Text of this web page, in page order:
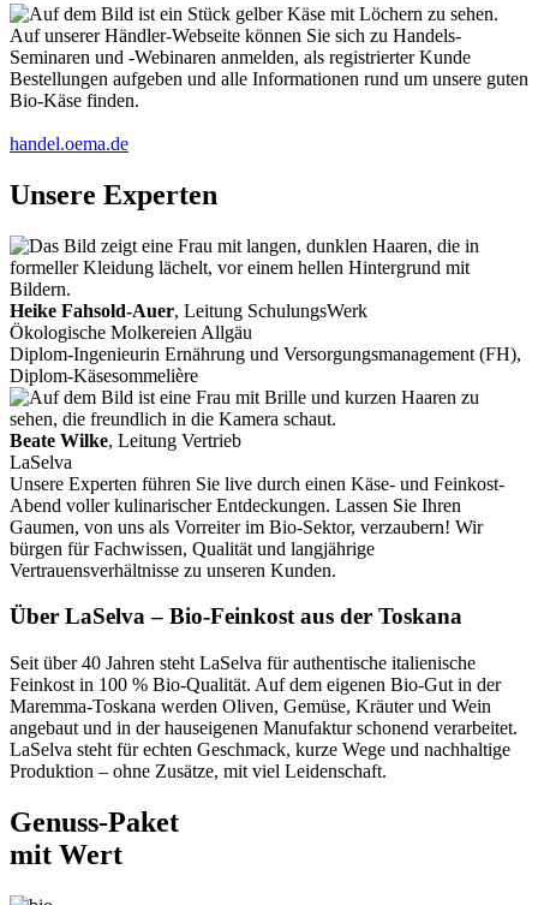
Auf unserer Händler-Webseite können Sie sich zu Handels-
Seminaren und -Webinaren anmelden, als registrierter Kunde
Bestellungen aufgeben und alle Informationen rund um unsere guten
Bio-Käse finden.
handel.oema.de
Unsere Experten
Heike Fahsold-Auer, Leitung SchulungsWerk
Ökologische Molkereien Allgäu
Diplom-Ingenieurin Ernährung und Versorgungsmanagement (FH),
Diplom-Käsesommelière
Beate Wilke, Leitung Vertrieb
LaSelva
Unsere Experten führen Sie live durch einen Käse- und Feinkost-
Abend voller kulinarischer Entdeckungen. Lassen Sie Ihren
Gaumen, von uns als Vorreiter im Bio-Sektor, verzaubern! Wir
bürgen für Fachwissen, Qualität und langjährige
Vertrauensverhältnisse zu unseren Kunden.
Über LaSelva – Bio-Feinkost aus der Toskana
Seit über 40 Jahren steht LaSelva für authentische italienische
Feinkost in 100 % Bio-Qualität. Auf dem eigenen Bio-Gut in der
Maremma-Toskana werden Oliven, Gemüse, Kräuter und Wein
angebaut und in der hauseigenen Manufaktur schonend verarbeitet.
LaSelva steht für echten Geschmack, kurze Wege und nachhaltige
Produktion – ohne Zusätze, mit viel Leidenschaft.
Genuss-Paket
mit Wert